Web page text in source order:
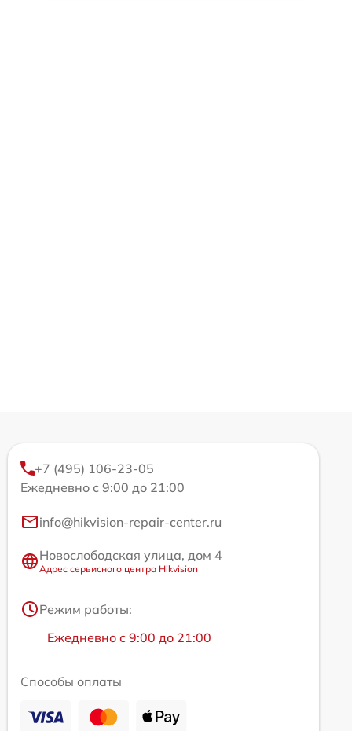
+7 (495) 106-23-05
Ежедневно с 9:00 до 21:00
info@hikvision-repair-center.ru
Новослободская улица, дом 4
Адрес сервисного центра Hikvision
Режим работы:
Ежедневно с 9:00 до 21:00
Способы оплаты